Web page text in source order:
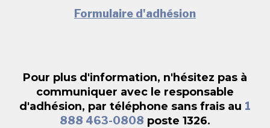
Formulaire d'adhésion
Pour plus d'information, n'hésitez pas à
communiquer avec le responsable
d'adhésion, par téléphone sans frais au 1
888 463-0808 poste 1326.